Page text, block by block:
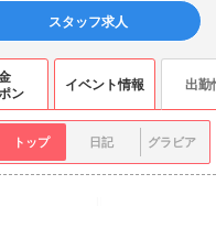
スタッフ求人
ン
イベント情報 出勤
トップ 日記 グラビア